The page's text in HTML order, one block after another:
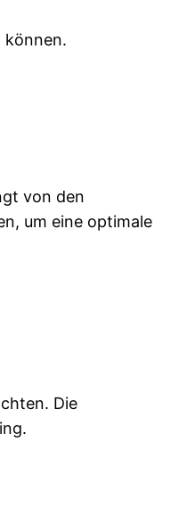
können.
von den
um eine optimale
Die